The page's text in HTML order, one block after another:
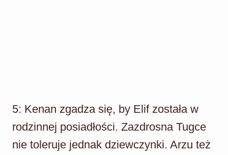
5: Kenan zgadza się, by Elif została w
rodzinnej posiadłości. Zazdrosna Tugce
nie toleruje jednak dziewczynki. Arzu też